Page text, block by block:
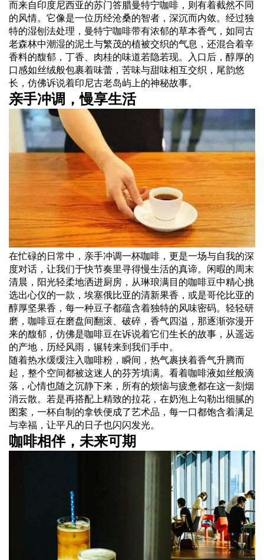
而来自印度尼西亚的苏门答腊曼特宁咖啡，则有着截然不同
的风情。它像是一位历经沧桑的智者，深沉而内敛。经过独
特的湿刨法处理，曼特宁咖啡带有浓郁的草本香气，如同古
老森林中潮湿的泥土与繁茂的植被交织的气息，还混合着辛
香料的馥郁，丁香、肉桂的味道若隐若现。入口后，醇厚的
口感如丝绒般包裹着味蕾，苦味与甜味相互交织，尾韵悠
长，仿佛诉说着印尼古老岛屿上的神秘故事。
亲手冲调，慢享生活
在忙碌的日常中，亲手冲调一杯咖啡，更是一场与自我的深
度对话，让我们于快节奏里寻得慢生活的真谛。闲暇的周末
清晨，阳光轻柔地洒进厨房，从琳琅满目的咖啡豆中精心挑
选出心仪的一款，埃塞俄比亚的清新果香，或是哥伦比亚的
醇厚坚果香，每一种豆子都蕴含着独特的风味密码。轻轻研
磨，咖啡豆在磨盘间翻滚、破碎，香气四溢，那逐渐弥漫开
来的馥郁，仿佛是咖啡豆在诉说着它们生长的故事，从遥远
的产地，历经风雨，辗转来到我们手中。
随着热水缓缓注入咖啡粉，瞬间，热气裹挟着香气升腾而
起，整个空间都被这迷人的芬芳填满。看着咖啡液如丝般滴
落，心情也随之沉静下来，所有的烦恼与疲惫都在这一刻烟
消云散。若是再搭配上精致的拉花，在奶泡上勾勒出细腻的
图案，一杯自制的拿铁便成了艺术品，每一口都饱含着满足
与幸福，让平凡的日子也闪闪发光。
咖啡相伴，未来可期